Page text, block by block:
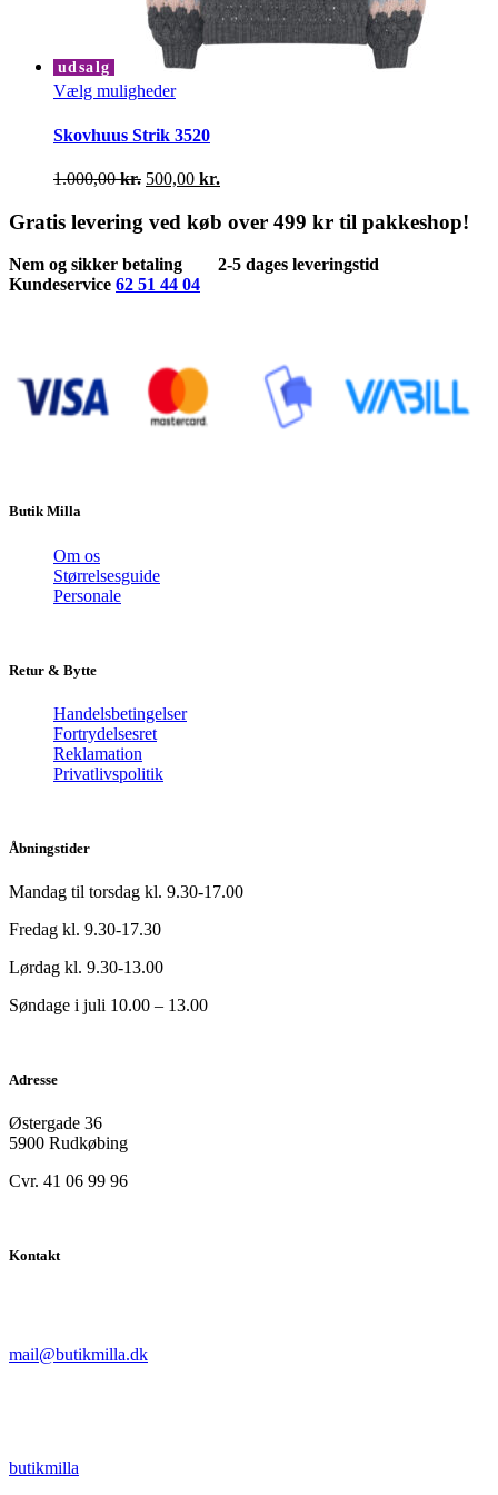
udsalg
Vælg mulighederDette
har
flere
varianter.
Mulighederne
vælges
varesiden
Skovhuus Strik 3520
1.000,00kr. Den
pris
1.000,00 kr..
500,00 kr.
pris
500,00 kr..
Gratis levering ved køb over 499 kr til pakkeshop!
Nem og sikker betaling
2-5 dages leveringstid
Kundeservice 62 51 44 04
Butik Milla
Om os
Størrelsesguide
Personale
Retur & Bytte
Handelsbetingelser
Fortrydelsesret
Reklamation
Privatlivspolitik
Åbningstider
Mandag til torsdag kl. 9.30-17.00
Fredag kl. 9.30-17.30
Lørdag kl. 9.30-13.00
Søndage i juli 10.00 – 13.00
Adresse
Østergade 36
5900 Rudkøbing
Cvr. 41 06 99 96
Kontakt
mail@butikmilla.dk
butikmilla